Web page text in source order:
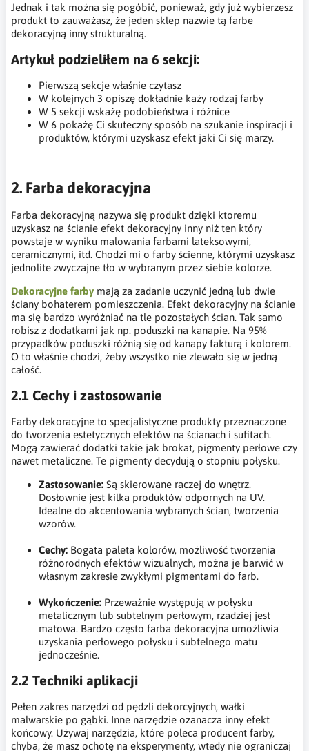
Jednak i tak można się pogóbić, ponieważ, gdy już wybierzesz
produkt to zauważasz, że jeden sklep nazwie tą farbe
dekoracyjną inny strukturalną.
Artykuł podzieliłem na 6 sekcji:
Pierwszą sekcje właśnie czytasz
W kolejnych 3 opiszę dokładnie każy rodzaj farby
W 5 sekcji wskażę podobieństwa i różnice
W 6 pokażę Ci skuteczny sposób na szukanie inspiracji i
produktów, którymi uzyskasz efekt jaki Ci się marzy.
2. Farba dekoracyjna
Farba dekoracyjną nazywa się produkt dzięki ktoremu
uzyskasz na ścianie efekt dekoracyjny inny niż ten który
powstaje w wyniku malowania farbami lateksowymi,
ceramicznymi, itd. Chodzi mi o farby ścienne, którymi uzyskasz
jednolite zwyczajne tło w wybranym przez siebie kolorze.
Dekoracyjne farby mają za zadanie uczynić jedną lub dwie
ściany bohaterem pomieszczenia. Efekt dekoracyjny na ścianie
ma się bardzo wyróżniać na tle pozostałych ścian. Tak samo
robisz z dodatkami jak np. poduszki na kanapie. Na 95%
przypadków poduszki różnią się od kanapy fakturą i kolorem.
O to właśnie chodzi, żeby wszystko nie zlewało się w jedną
całość.
2.1 Cechy i zastosowanie
Farby dekoracyjne to specjalistyczne produkty przeznaczone
do tworzenia estetycznych efektów na ścianach i sufitach.
Mogą zawierać dodatki takie jak brokat, pigmenty perłowe czy
nawet metaliczne. Te pigmenty decydują o stopniu połysku.
Zastosowanie: Są skierowane raczej do wnętrz.
Dosłownie jest kilka produktów odpornych na UV.
Idealne do akcentowania wybranych ścian, tworzenia
wzorów.
Cechy: Bogata paleta kolorów, możliwość tworzenia
różnorodnych efektów wizualnych, można je barwić w
własnym zakresie zwykłymi pigmentami do farb.
Wykończenie: Przeważnie występują w połysku
metalicznym lub subtelnym perłowym, rzadziej jest
matowa. Bardzo często farba dekoracyjna umożliwia
uzyskania perłowego połysku i subtelnego matu
jednocześnie.
2.2 Techniki aplikacji
Pełen zakres narzędzi od pędzli dekorcyjnych, wałki
malwarskie po gąbki. Inne narzędzie ozanacza inny efekt
końcowy. Używaj narzędzia, które poleca producent farby,
chyba, że masz ochotę na eksperymenty, wtedy nie ograniczaj